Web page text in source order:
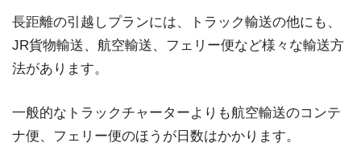
長距離の引越しプランには、トラック輸送の他にも、
JR貨物輸送、航空輸送、フェリー便など様々な輸送方
法があります。
一般的なトラックチャーターよりも航空輸送のコンテ
ナ便、フェリー便のほうが日数はかかります。